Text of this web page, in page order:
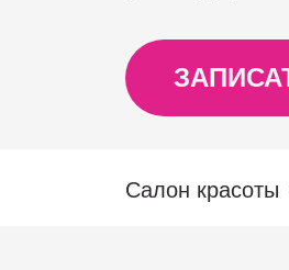
Салон красоты